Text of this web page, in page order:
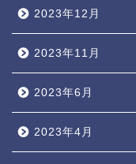
2023年12月
2023年11月
2023年6月
2023年4月